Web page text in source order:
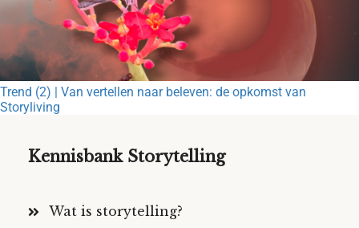
Trend (2) | Van vertellen naar beleven: de opkomst van
Storyliving
Kennisbank Storytelling
Wat is storytelling?